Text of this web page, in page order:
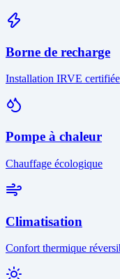
Borne de recharge
Installation IRVE certifiée
Pompe à chaleur
Chauffage écologique
Climatisation
Confort thermique